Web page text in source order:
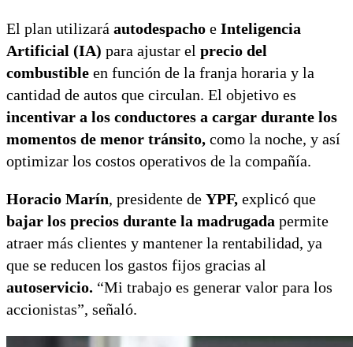
El plan utilizará autodespacho e Inteligencia
Artificial (IA) para ajustar el precio del
combustible en función de la franja horaria y la
cantidad de autos que circulan. El objetivo es
incentivar a los conductores a cargar durante los
momentos de menor tránsito, como la noche, y así
optimizar los costos operativos de la compañía.
Horacio Marín, presidente de YPF, explicó que
bajar los precios durante la madrugada permite
atraer más clientes y mantener la rentabilidad, ya
que se reducen los gastos fijos gracias al
autoservicio. “Mi trabajo es generar valor para los
accionistas”, señaló.